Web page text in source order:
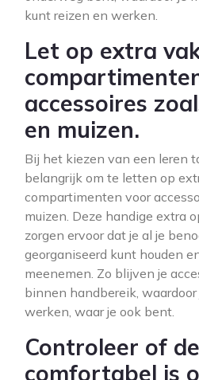
kunt reizen en werken.
Let op extra
accessoires
en muizen.
Bij het kiezen van een leren
belangrijk om te letten op
compartimenten voor
muizen. Deze handige extra
zorgen ervoor dat je al je
georganiseerd kunt houden
meenemen. Zo blijven je
binnen handbereik,
werken, waar je ook bent.
Controleer of
comfortabel is